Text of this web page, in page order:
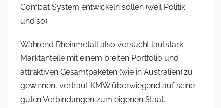
Combat System entwickeln sollen (weil Politik
und so).
Während Rheinmetall also versucht lautstark
Marktanteile mit einem breiten Portfolio und
attraktiven Gesamtpaketen (wie in Australien) zu
gewinnen, vertraut KMW überwiegend auf seine
guten Verbindungen zum eigenen Staat.